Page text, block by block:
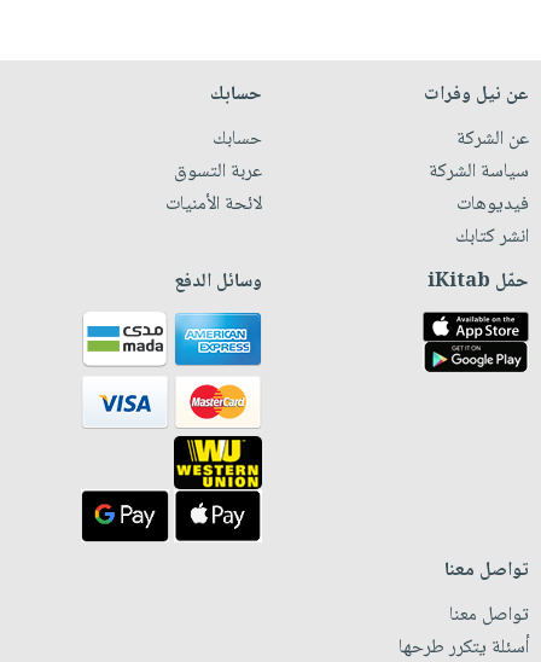
عن نيل وفرات
عن الشركة
سياسة الشركة
فيديوهات
انشر كتابك
حسابك
حسابك
عربة التسوق
لائحة الأمنيات
حمّل iKitab وسائل الدفع
تواصل معنا
تواصل معنا
أسئلة يتكرر طرحها